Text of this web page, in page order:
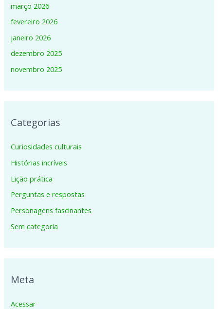
março 2026
fevereiro 2026
janeiro 2026
dezembro 2025
novembro 2025
Categorias
Curiosidades culturais
Histórias incríveis
Lição prática
Perguntas e respostas
Personagens fascinantes
Sem categoria
Meta
Acessar